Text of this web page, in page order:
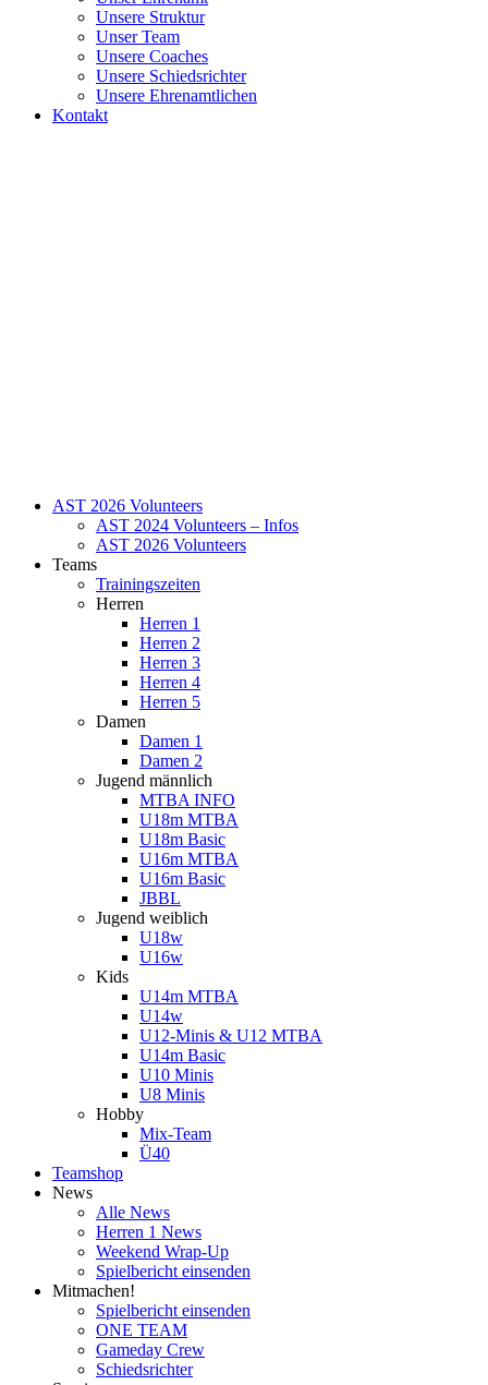
Unsere Struktur
Unser Team
Unsere Coaches
Unsere Schiedsrichter
Unsere Ehrenamtlichen
Kontakt
AST 2026 Volunteers
AST 2024 Volunteers – Infos
AST 2026 Volunteers
Teams
Trainingszeiten
Herren
Herren 1
Herren 2
Herren 3
Herren 4
Herren 5
Damen
Damen 1
Damen 2
Jugend männlich
MTBA INFO
U18m MTBA
U18m Basic
U16m MTBA
U16m Basic
JBBL
Jugend weiblich
U18w
U16w
Kids
U14m MTBA
U14w
U12-Minis & U12 MTBA
U14m Basic
U10 Minis
U8 Minis
Hobby
Mix-Team
Ü40
Teamshop
News
Alle News
Herren 1 News
Weekend Wrap-Up
Spielbericht einsenden
Mitmachen!
Spielbericht einsenden
ONE TEAM
Gameday Crew
Schiedsrichter